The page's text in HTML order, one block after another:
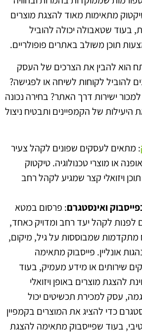
מתאימות מאוד להצגת מוצרים
בעוד שטאבולה יכולה להוביל
תוכן משולב באתרים פופולריים.
הוא להבין את הצרכים של העסק
להוביל לקוחות לשיחה או לפגישה?
ישירות דרך האתר? בחירה נכונה
של הקמפיינים ותבטיח ניצול
: מתאים לעסקים שפונים לקהל צעיר
או מוצרי טכנולוגיה. טיקטוק
ויזואלי קצר שמגיע לקהל רחב
ואינסטגרם: פרסום במטא
לקהל יעד רחב ומדויק כאחד,
מתקדמות שמבוססות על גיל, מיקום,
אונליין. פייסבוק מתאימה
שירותים או מידע מעמיק, בעוד
להצגת מוצרים באופן ויזואלי
עסק למכירת תכשיטים יכול
כדי להציג את המוצרים בקמפיין
בעוד שפייסבוק מתאימה להצגת